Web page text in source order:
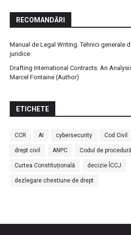
RECOMANDĂRI
Manual de Legal Writing. Tehnici generale
juridice
Drafting International Contracts: An
Marcel Fontaine (Author)
ETICHETE
CCR AI cybersecurity Cod Civil
drept civil ANPC Codul de
Curtea Constituțională decizie ÎCCJ
dezlegare chestiune de drept